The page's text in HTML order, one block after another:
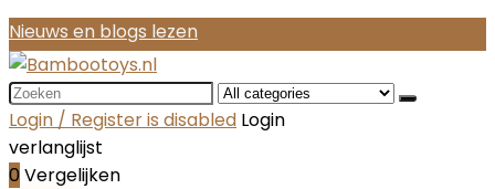
Nieuws en blogs lezen
Search
for:
Login / Register is disabled Login
verlanglijst
0 Vergelijken